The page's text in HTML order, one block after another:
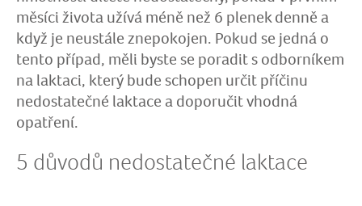
měsíci života užívá méně než 6 plenek denně a
když je neustále znepokojen. Pokud se jedná o
tento případ, měli byste se poradit s odborníkem
na laktaci, který bude schopen určit příčinu
nedostatečné laktace a doporučit vhodná
opatření.
5 důvodů nedostatečné laktace